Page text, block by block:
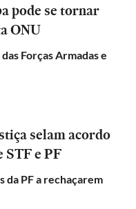
pode se tornar
ONU
Forças Armadas e
selam acordo
e PF
da PF a rechaçarem